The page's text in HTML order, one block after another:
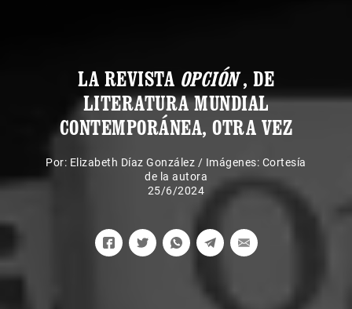
LA REVISTA OPCIÓN, DE
LITERATURA MUNDIAL
CONTEMPORÁNEA, OTRA VEZ
Por: Elizabeth Díaz González / Imágenes: Cortesía
de la autora
25/6/2024